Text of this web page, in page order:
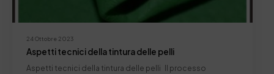
24 Ottobre 2023
Aspetti tecnici della tintura delle pelli
Aspetti tecnici della tintura delle pelli Il processo